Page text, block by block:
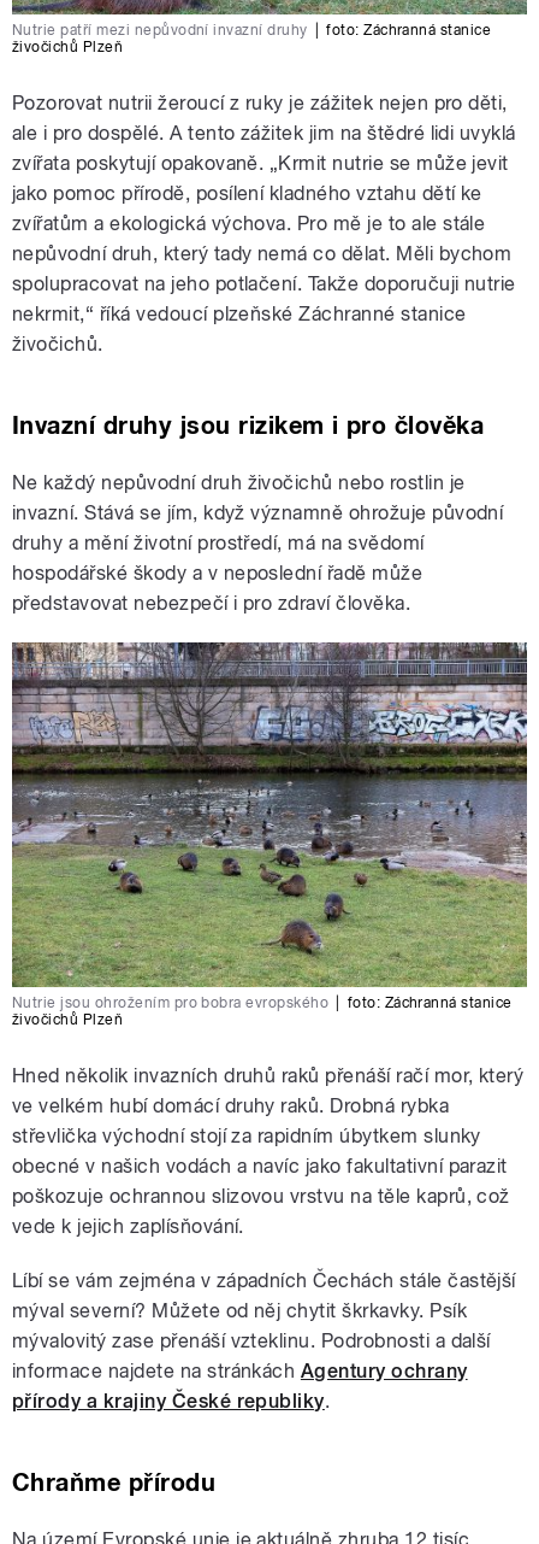
Nutrie patří mezi nepůvodní invazní druhy foto:Záchranná stanice
živočichů Plzeň
Pozorovat nutrii žeroucí z ruky je zážitek nejen pro děti,
ale i pro dospělé. A tento zážitek jim na štědré lidi uvyklá
zvířata poskytují opakovaně. „Krmit nutrie se může jevit
jako pomoc přírodě, posílení kladného vztahu dětí ke
zvířatům a ekologická výchova. Pro mě je to ale stále
nepůvodní druh, který tady nemá co dělat. Měli bychom
spolupracovat na jeho potlačení. Takže doporučuji nutrie
nekrmit,“ říká vedoucí plzeňské Záchranné stanice
živočichů.
Invazní druhy jsou rizikem i pro člověka
Ne každý nepůvodní druh živočichů nebo rostlin je
invazní. Stává se jím, když významně ohrožuje původní
druhy a mění životní prostředí, má na svědomí
hospodářské škody a v neposlední řadě může
představovat nebezpečí i pro zdraví člověka.
Nutrie jsou ohrožením pro bobra evropského foto: Záchranná stanice
živočichů Plzeň
Hned několik invazních druhů raků přenáší račí mor, který
ve velkém hubí domácí druhy raků. Drobná rybka
střevlička východní stojí za rapidním úbytkem slunky
obecné v našich vodách a navíc jako fakultativní parazit
poškozuje ochrannou slizovou vrstvu na těle kaprů, což
vede k jejich zaplísňování.
Líbí se vám zejména v západních Čechách stále častější
mýval severní? Můžete od něj chytit škrkavky. Psík
mývalovitý zase přenáší vzteklinu. Podrobnosti a další
informace najdete na stránkách Agentury ochrany
přírody a krajiny České republiky.
Chraňme přírodu